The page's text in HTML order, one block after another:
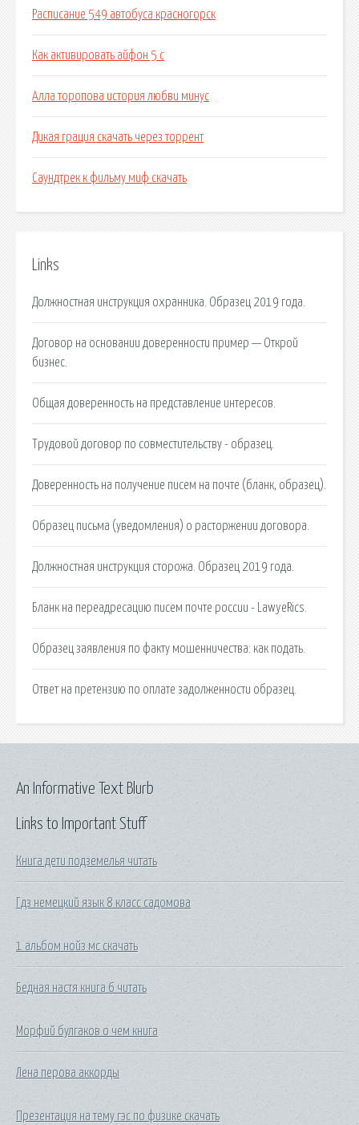
Расписание 549 автобуса красногорск
Как активировать айфон 5 с
Алла торопова история любви минус
Дикая грация скачать через торрент
Саундтрек к фильму миф скачать
Links
Должностная инструкция охранника. Образец 2019 года.
Договор на основании доверенности пример — Открой
бизнес.
Общая доверенность на представление интересов.
Трудовой договор по совместительству - образец.
Доверенность на получение писем на почте (бланк, образец).
Образец письма (уведомления) о расторжении договора.
Должностная инструкция сторожа. Образец 2019 года.
Бланк на переадресацию писем почте россии - LawyeRics.
Образец заявления по факту мошенничества: как подать.
Ответ на претензию по оплате задолженности образец.
Links to Important Stuff
Книга дети подземелья читать
Гдз немецкий язык 8 класс садомова
1 альбом нойз мс скачать
Бедная настя книга 6 читать
Морфий булгаков о чем книга
Лена перова аккорды
Презентация на тему гэс по физике скачать
An Informative Text Blurb